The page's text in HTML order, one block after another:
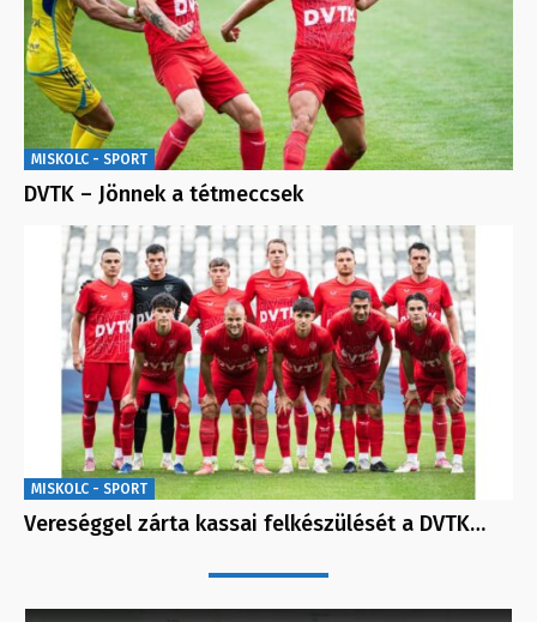
MISKOLC - SPORT
DVTK – Jönnek a tétmeccsek
MISKOLC - SPORT
Vereséggel zárta kassai felkészülését a DVTK…